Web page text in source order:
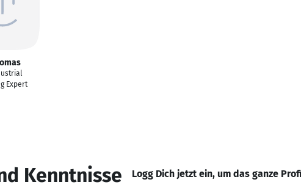
Expert
Kenntnisse Logg Dich jetzt ein, um das ganze